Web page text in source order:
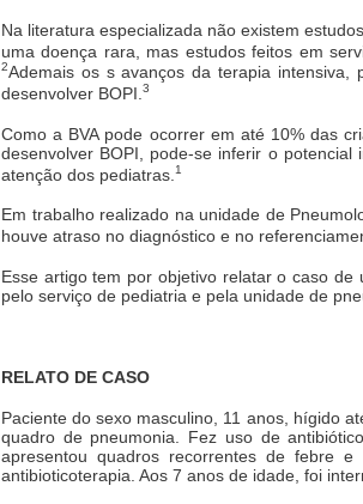
Na literatura especializada não existem
uma doença rara, mas estudos feitos em
2Ademais os s avanços da terapia intensiva,
desenvolver BOPI. 3
Como a BVA pode ocorrer em até 10% das
desenvolver BOPI, pode-se inferir o
atenção dos pediatras. 1
Em trabalho realizado na unidade de
houve atraso no diagnóstico e no
Esse artigo tem por objetivo relatar o caso
pelo serviço de pediatria e pela unidade de
RELATO DE CASO
Paciente do sexo masculino, 11 anos, hígido
quadro de pneumonia. Fez uso de
apresentou quadros recorrentes de febre
antibioticoterapia. Aos 7 anos de idade, foi